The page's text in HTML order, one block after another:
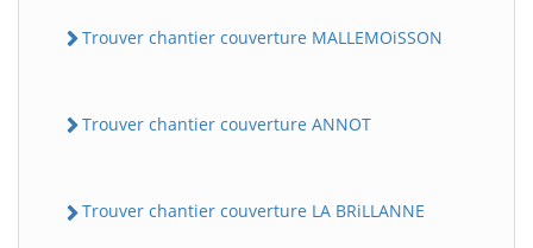
Trouver chantier couverture MALLEMOiSSON
Trouver chantier couverture ANNOT
Trouver chantier couverture LA BRiLLANNE